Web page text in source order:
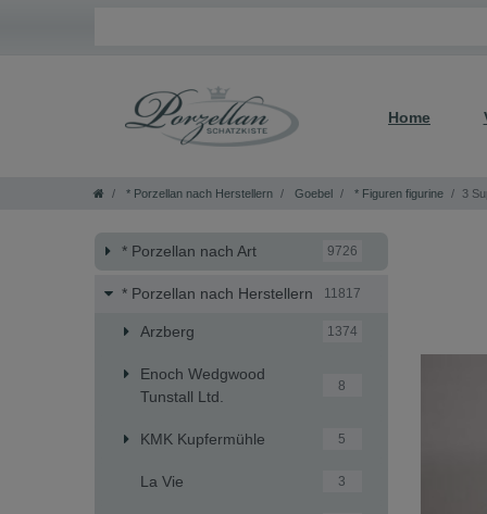
Home
* Porzellan nach Herstellern Goebel * Figuren figurine 3
* Porzellan nach Art 9726
* Porzellan nach Herstellern 11817
Arzberg 1374
Enoch Wedgwood
Tunstall Ltd.
8
KMK Kupfermühle 5
La Vie 3